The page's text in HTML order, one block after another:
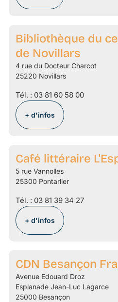
Bibliothèque du
de Novillars
4 rue du Docteur Charcot
25220 Novillars
Tél. : 03 81 60 58 00
+ d'infos
Café littéraire
5 rue Vannolles
25300 Pontarlier
Tél. : 03 81 39 34 27
+ d'infos
CDN Besançon
Avenue Edouard Droz
Esplanade Jean-Luc Lagarce
25000 Besançon